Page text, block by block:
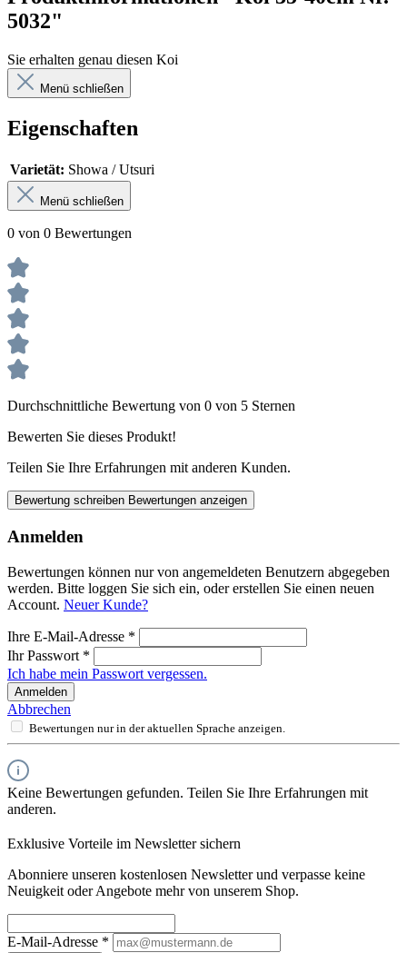
5032"
Sie erhalten genau diesen Koi
Menü schließen
Eigenschaften
Varietät: Showa / Utsuri
Menü schließen
0 von 0 Bewertungen
Durchschnittliche Bewertung von 0 von 5 Sternen
Bewerten Sie dieses Produkt!
Teilen Sie Ihre Erfahrungen mit anderen Kunden.
Bewertung schreiben Bewertungen anzeigen
Anmelden
Bewertungen können nur von angemeldeten Benutzern abgegeben
werden. Bitte loggen Sie sich ein, oder erstellen Sie einen neuen
Account. Neuer Kunde?
Ihre E-Mail-Adresse *
Ihr Passwort *
Ich habe mein Passwort vergessen.
Anmelden
Abbrechen
Bewertungen nur in der aktuellen Sprache anzeigen.
Keine Bewertungen gefunden. Teilen Sie Ihre Erfahrungen mit
anderen.
Exklusive Vorteile im Newsletter sichern
Abonniere unseren kostenlosen Newsletter und verpasse keine
Neuigkeit oder Angebote mehr von unserem Shop.
E-Mail-Adresse *